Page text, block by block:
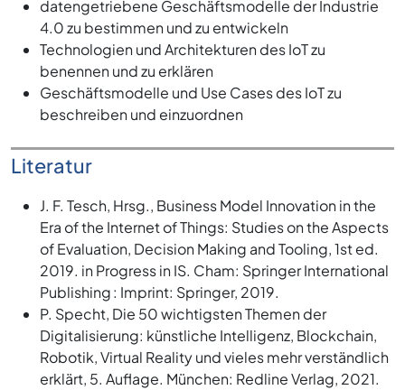
datengetriebene Geschäftsmodelle der Industrie
4.0 zu bestimmen und zu entwickeln
Technologien und Architekturen des IoT zu
benennen und zu erklären
Geschäftsmodelle und Use Cases des IoT zu
beschreiben und einzuordnen
Literatur
J. F. Tesch, Hrsg., Business Model Innovation in the
Era of the Internet of Things: Studies on the Aspects
of Evaluation, Decision Making and Tooling, 1st ed.
2019. in Progress in IS. Cham: Springer International
Publishing : Imprint: Springer, 2019.
P. Specht, Die 50 wichtigsten Themen der
Digitalisierung: künstliche Intelligenz, Blockchain,
Robotik, Virtual Reality und vieles mehr verständlich
erklärt, 5. Auflage. München: Redline Verlag, 2021.